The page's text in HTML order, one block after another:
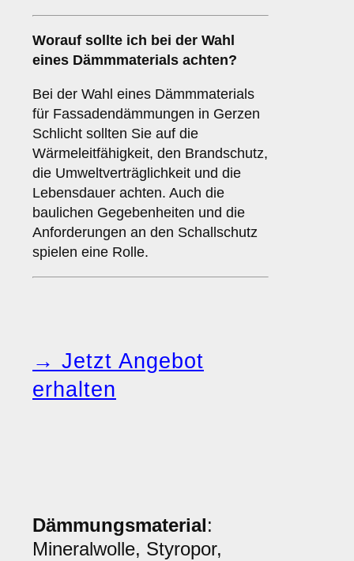
Worauf sollte ich bei der Wahl
eines Dämmmaterials achten?
Bei der Wahl eines Dämmmaterials
für Fassadendämmungen in Gerzen
Schlicht sollten Sie auf die
Wärmeleitfähigkeit, den Brandschutz,
die Umweltverträglichkeit und die
Lebensdauer achten. Auch die
baulichen Gegebenheiten und die
Anforderungen an den Schallschutz
spielen eine Rolle.
→ Jetzt Angebot
erhalten
Dämmungsmaterial:
Mineralwolle, Styropor,